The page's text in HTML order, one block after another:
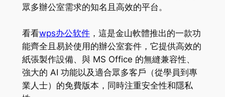
眾多辦公室需求的知名且高效的平台。
看看wps办公软件，這是金山軟體推出的一款功
能齊全且易於使用的辦公室套件，它提供高效的
紙張製作設備、與 MS Office 的無縫兼容性、
強大的 AI 功能以及適合眾多客戶（從學員到專
業人士）的免費版本，同時注重安全性和隱私